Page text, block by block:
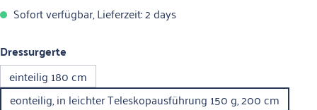
Sofort verfügbar, Lieferzeit: 2 days
Dressurgerte
einteilig 180 cm
eonteilig, in leichter Teleskopausführung 150 g, 200 cm